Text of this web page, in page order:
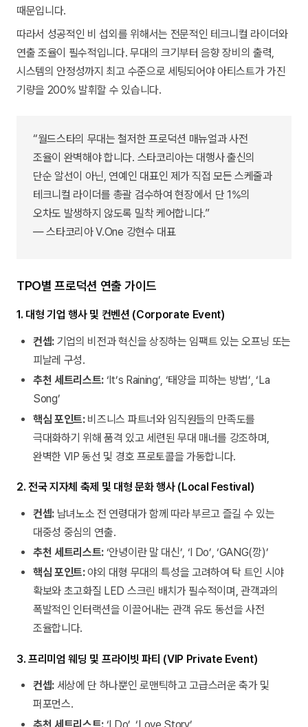
때문입니다.
따라서 성공적인 비 섭외를 위해서는 전문적인 테크니컬 라이더와
연출 조율이 필수적입니다. 무대의 크기부터 음향 장비의 출력,
시스템의 안정성까지 최고 수준으로 세팅되어야 아티스트가 가진
기량을 200% 발휘할 수 있습니다.
“월드스타의 무대는 철저한 프로덕션 매뉴얼과 사전
조율이 완벽해야 합니다. 스타코리아는 대행사 출신의
단순 알선이 아닌, 연예인 대표인 제가 직접 모든 스케줄과
테크니컬 라이더를 총괄 검수하여 현장에서 단 1%의
오차도 발생하지 않도록 밀착 케어합니다.”
— 스타코리아 V.One 강현수 대표
TPO별 프로덕션 연출 가이드
1. 대형 기업 행사 및 컨벤션 (Corporate Event)
컨셉: 기업의 비전과 혁신을 상징하는 임팩트 있는 오프닝 또는
피날레 구성.
추천 세트리스트: ‘It’s Raining’, ‘태양을 피하는 방법’, ‘La
Song’
핵심 포인트:비즈니스 파트너와 임직원들의 만족도를
극대화하기 위해 품격 있고 세련된 무대 매너를 강조하며,
완벽한 VIP 동선 및 경호 프로토콜을 가동합니다.
2. 전국 지자체 축제 및 대형 문화 행사 (Local Festival)
컨셉: 남녀노소 전 연령대가 함께 따라 부르고 즐길 수 있는
대중성 중심의 연출.
추천 세트리스트: ‘안녕이란 말 대신’, ‘I Do’, ‘GANG(깡)’
핵심 포인트:야외 대형 무대의 특성을 고려하여 탁 트인 시야
확보와 초고화질 LED 스크린 배치가 필수적이며, 관객과의
폭발적인 인터랙션을 이끌어내는 관객 유도 동선을 사전
조율합니다.
3. 프리미엄 웨딩 및 프라이빗 파티 (VIP Private Event)
컨셉: 세상에 단 하나뿐인 로맨틱하고 고급스러운 축가 및
퍼포먼스.